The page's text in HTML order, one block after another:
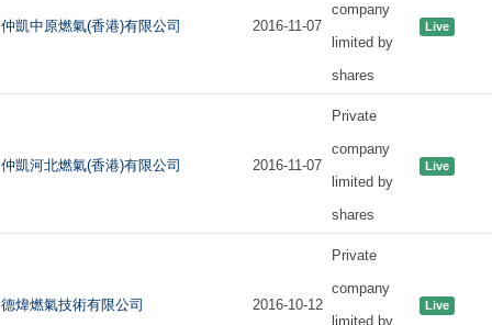
仲凱中原燃氣(香港)有限公司 2016-11-07
company
limited by
shares
Live
仲凱河北燃氣(香港)有限公司 2016-11-07
Private
company
limited by
shares
Live
德煒燃氣技術有限公司 2016-10-12
Private
company
limited by
Live